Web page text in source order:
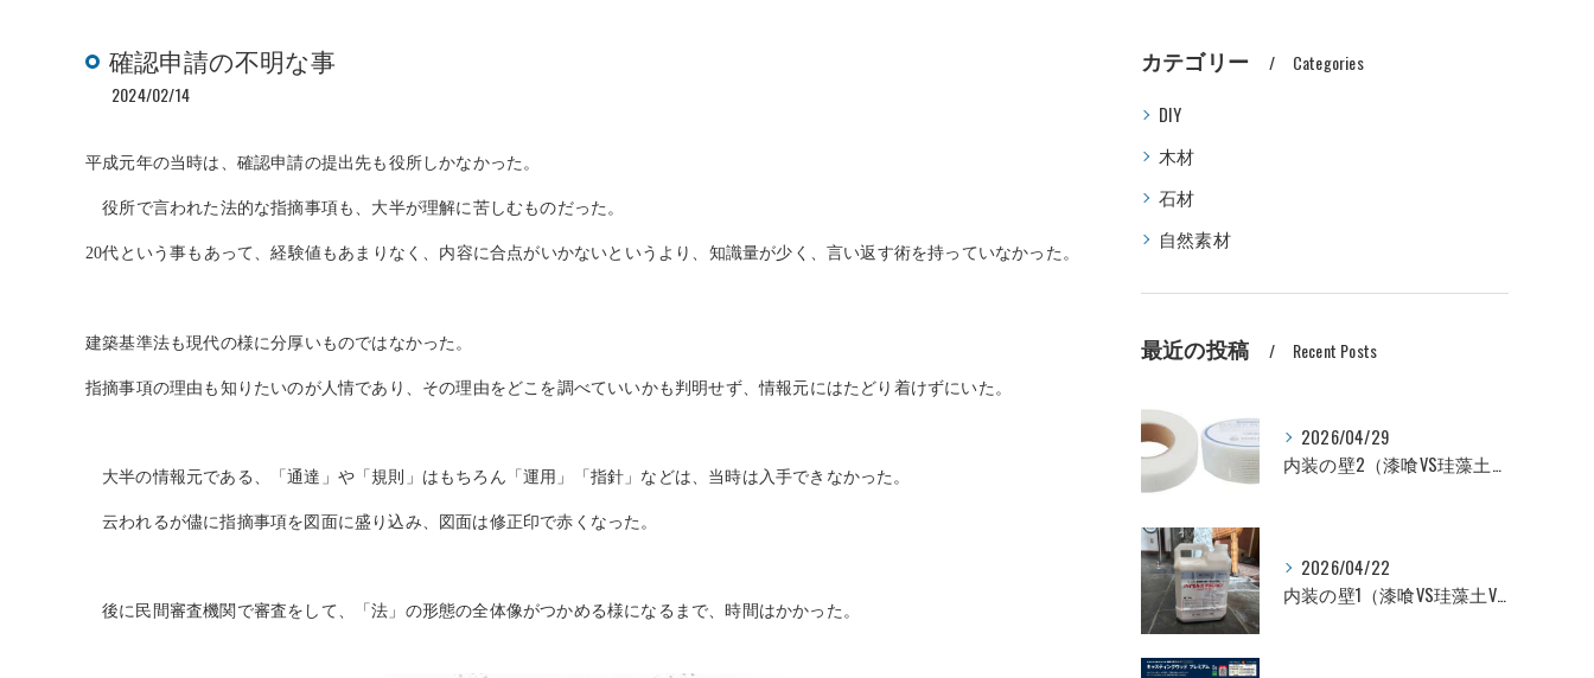
確認申請の不明な事
2024/02/14
平成元年の当時は、確認申請の提出先も役所しかなかった。
役所で言われた法的な指摘事項も、大半が理解に苦しむものだった。
20代という事もあって、経験値もあまりなく、内容に合点がいかないというより、知識量が少く、言い返す術を持っていなかった。
建築基準法も現代の様に分厚いものではなかった。
指摘事項の理由も知りたいのが人情であり、その理由を どこを調べていいかも判明せず、情報元にはたどり着けずにいた。
大半の情報元である、「通達」や「規則」はもちろん「運用」「指針」などは、当時は入手できなかった。
云われるが儘に指摘事項を図面に盛り込み、図面は修正印で赤くなった。
後に民間審査機関で審査をして、「法」の形態の全体像がつかめる様になるまで、時間はかかった。
カテゴリー Categories
DIY
木材
石材
自然素材
最近の投稿 Recent Posts
2026/04/29
内装の壁2（漆喰VS珪藻土VSビニールクロス 価格比較編）
2026/04/22
内装の壁1（漆喰VS珪藻土VSビニールクロス 性能比較編）